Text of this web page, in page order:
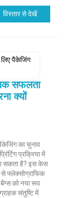
विस्तार से देखें
सफलता
क्यों
का चुनाव
प्रक्रिया में
सकता है? इस केस
फ्लेक्सोग्राफिक
को नया रूप
संतुष्टि में